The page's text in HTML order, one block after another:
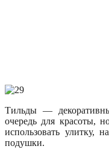
Тильды —
очередь для красоты,
использовать улитку,
подушки.